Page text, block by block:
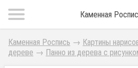
Каменная
Каменная Роспись → Картины
дереве → Панно из дерева с